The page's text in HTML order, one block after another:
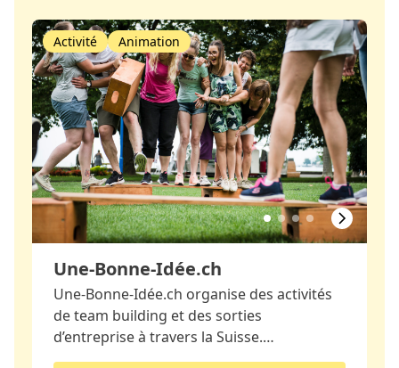
Une-Bonne-Idée.ch
Activité Animation
Une-Bonne-Idée.ch organise des activités
de team building et des sorties
d’entreprise à travers la Suisse.…